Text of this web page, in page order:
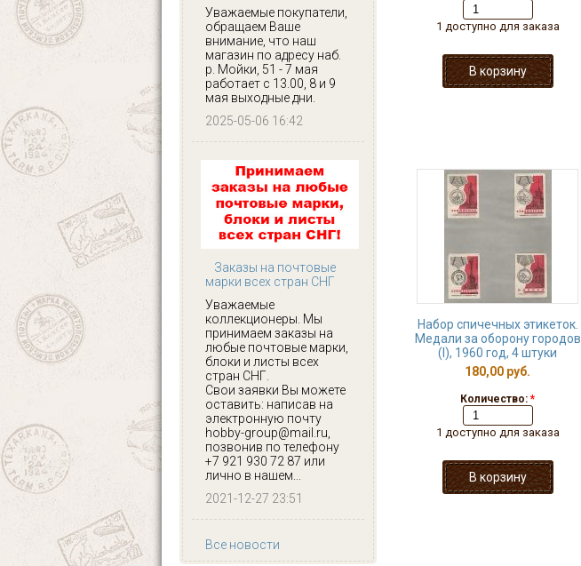
Уважаемые покупатели,
обращаем Ваше
внимание, что наш
магазин по адресу наб.
р. Мойки, 51 - 7 мая
работает с 13.00, 8 и 9
мая выходные дни.
2025-05-06 16:42
Заказы на почтовые
марки всех стран СНГ
Уважаемые
коллекционеры. Мы
принимаем заказы на
любые почтовые марки,
блоки и листы всех
стран СНГ.
Свои заявки Вы можете
оставить: написав на
электронную почту
hobby-group@mail.ru,
позвонив по телефону
+7 921 930 72 87 или
лично в нашем...
2021-12-27 23:51
Все новости
1 доступно для заказа
Набор спичечных этикеток.
Медали за оборону городов
(I), 1960 год, 4 штуки
180,00 руб.
Количество: *
1 доступно для заказа